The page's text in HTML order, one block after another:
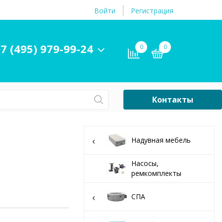
Войти Регистрация
(495) 979-99-24 0 0
Бассейны
принадлежности
Контакты
Надувная мебель
Насосы,
ремкомплекты
СПА